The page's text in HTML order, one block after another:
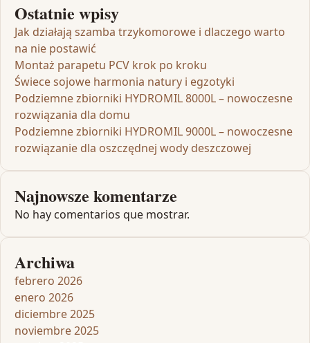
Ostatnie wpisy
Jak działają szamba trzykomorowe i dlaczego warto
na nie postawić
Montaż parapetu PCV krok po kroku
Świece sojowe harmonia natury i egzotyki
Podziemne zbiorniki HYDROMIL 8000L – nowoczesne
rozwiązania dla domu
Podziemne zbiorniki HYDROMIL 9000L – nowoczesne
rozwiązanie dla oszczędnej wody deszczowej
Najnowsze komentarze
No hay comentarios que mostrar.
Archiwa
febrero 2026
enero 2026
diciembre 2025
noviembre 2025